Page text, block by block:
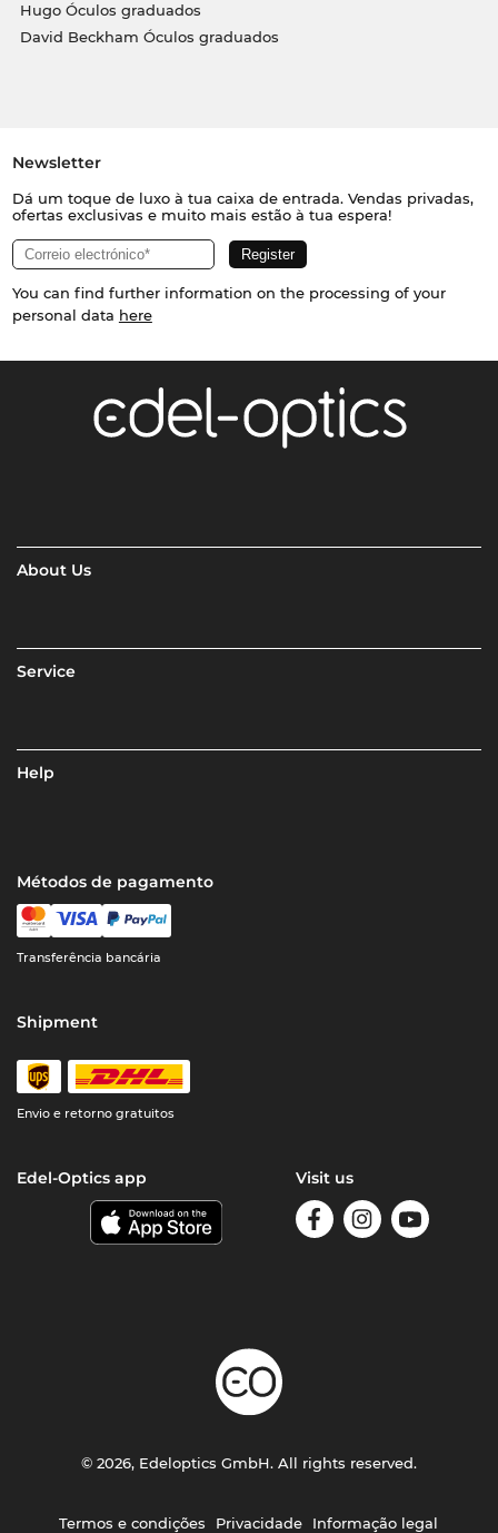
Hugo Óculos graduados
David Beckham Óculos graduados
Newsletter
Dá um toque de luxo à tua caixa de entrada. Vendas privadas,
ofertas exclusivas e muito mais estão à tua espera!
You can find further information on the processing of your
personal data here
About Us
Service
Help
Métodos de pagamento
Transferência bancária
Shipment
Envio e retorno gratuitos
Edel-Optics app Visit us
Termos e condições Privacidade Informação legal
© 2026, Edeloptics GmbH. All rights reserved.